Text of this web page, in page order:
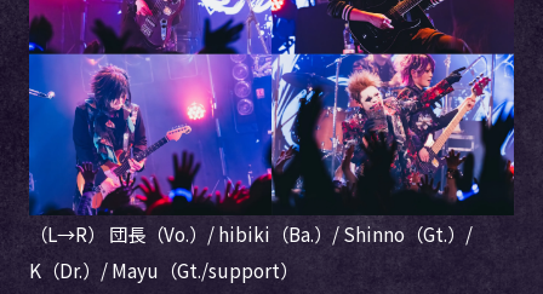
（L→R） 団長（Vo.）/ hibiki（Ba.）/ Shinno（Gt.）/
K（Dr.）/ Mayu（Gt./support）